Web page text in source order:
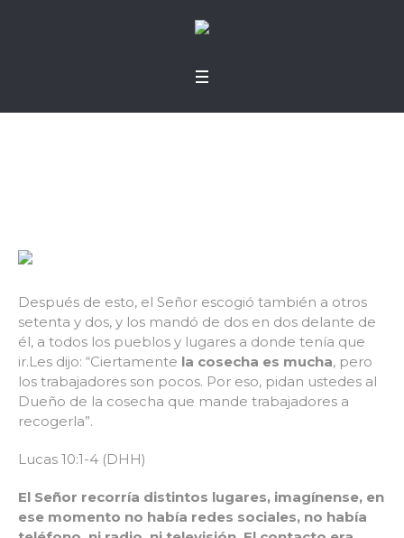
Después de esto, el Señor escogió también a otros
setenta y dos, y los mandó de dos en dos delante de
él, a todos los pueblos y lugares a donde tenía que
ir.Les dijo: “Ciertamente la cosecha es mucha, pero
los trabajadores son pocos. Por eso, pidan ustedes al
Dueño de la cosecha que mande trabajadores a
recogerla”.
Lucas 10:1-4 (DHH)
El Señor recorría distintos lugares, imagínense, en
ese momento no había redes sociales, no había